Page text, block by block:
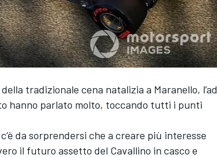
tradizionale cena natalizia a Maranello, l’ad
hanno parlato molto, toccando tutti i punti
da sorprendersi che a creare più interesse
il futuro assetto del Cavallino in casco e